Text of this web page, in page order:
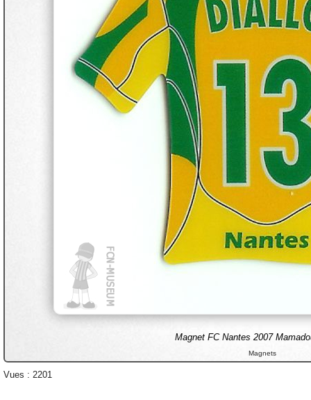
Magnet FC Nantes 2007
Magnets
Vues : 2201